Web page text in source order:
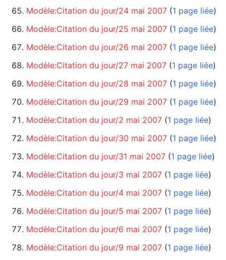
Modèle:Citation du jour/24 mai 2007 ‏‎ (1 page liée)
Modèle:Citation du jour/25 mai 2007 ‏‎ (1 page liée)
Modèle:Citation du jour/26 mai 2007 ‏‎ (1 page liée)
Modèle:Citation du jour/27 mai 2007 ‏‎ (1 page liée)
Modèle:Citation du jour/28 mai 2007 ‏‎ (1 page liée)
Modèle:Citation du jour/29 mai 2007 ‏‎ (1 page liée)
Modèle:Citation du jour/2 mai 2007 ‏‎ (1 page liée)
Modèle:Citation du jour/30 mai 2007 ‏‎ (1 page liée)
Modèle:Citation du jour/31 mai 2007 ‏‎ (1 page liée)
Modèle:Citation du jour/3 mai 2007 ‏‎ (1 page liée)
Modèle:Citation du jour/4 mai 2007 ‏‎ (1 page liée)
Modèle:Citation du jour/5 mai 2007 ‏‎ (1 page liée)
Modèle:Citation du jour/6 mai 2007 ‏‎ (1 page liée)
Modèle:Citation du jour/9 mai 2007 ‏‎ (1 page liée)